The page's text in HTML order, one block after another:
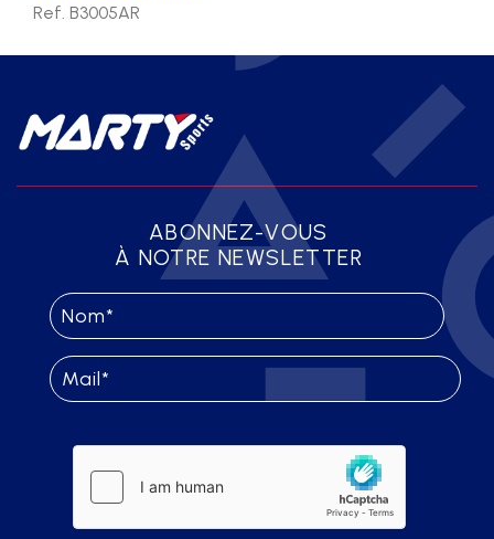
Ref. B3005AR
ABONNEZ-VOUS
À NOTRE NEWSLETTER